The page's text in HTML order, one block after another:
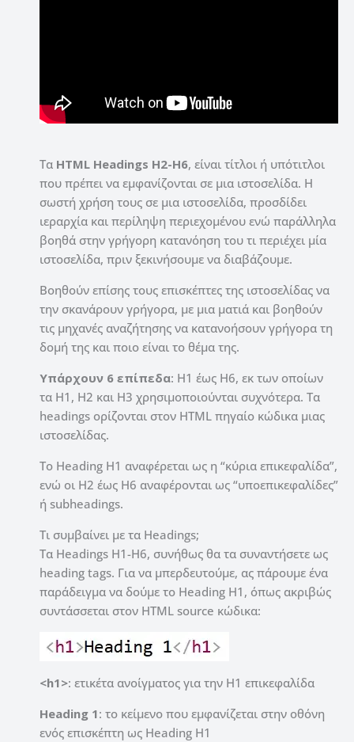
Τα HTML Headings H2-H6, είναι τίτλοι ή υπότιτλοι
που πρέπει να εμφανίζονται σε μια ιστοσελίδα. Η
σωστή χρήση τους σε μια ιστοσελίδα, προσδίδει
ιεραρχία και περίληψη περιεχομένου ενώ παράλληλα
βοηθά στην γρήγορη κατανόηση του τι περιέχει μία
ιστοσελίδα, πριν ξεκινήσουμε να διαβάζουμε.
Βοηθούν επίσης τους επισκέπτες της ιστοσελίδας να
την σκανάρουν γρήγορα, με μια ματιά και βοηθούν
τις μηχανές αναζήτησης να κατανοήσουν γρήγορα τη
δομή της και ποιο είναι το θέμα της.
Υπάρχουν 6 επίπεδα: H1 έως H6, εκ των οποίων
τα H1, H2 και H3 χρησιμοποιούνται συχνότερα. Τα
headings ορίζονται στον HTML πηγαίο κώδικα μιας
ιστοσελίδας.
Το Heading H1 αναφέρεται ως η “κύρια επικεφαλίδα”,
ενώ οι H2 έως H6 αναφέρονται ως “υποεπικεφαλίδες”
ή subheadings.
Τι συμβαίνει με τα Headings;
Τα Headings H1-H6, συνήθως θα τα συναντήσετε ως
heading tags. Για να μπερδευτούμε, ας πάρουμε ένα
παράδειγμα να δούμε το Heading H1, όπως ακριβώς
συντάσσεται στον HTML source κώδικα:
<h1>: ετικέτα ανοίγματος για την H1 επικεφαλίδα
Heading 1: το κείμενο που εμφανίζεται στην οθόνη
ενός επισκέπτη ως Heading H1